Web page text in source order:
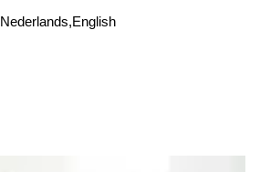
Nederlands,English